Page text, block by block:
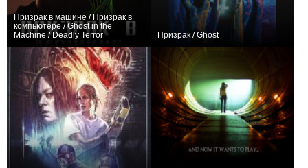
Призрак в машине / Призрак в
компьютере / Ghost in the
Machine / Deadly Terror
Призрак / Ghost